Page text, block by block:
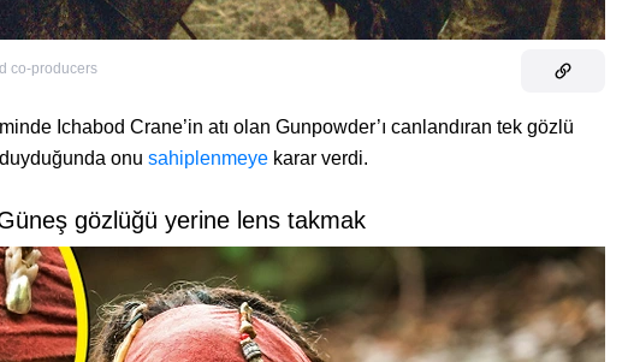
co-producers
Ichabod Crane’in atı olan Gunpowder’ı canlandıran tek gözlü
duyduğunda onu sahiplenmeye karar verdi.
gözlüğü yerine lens takmak